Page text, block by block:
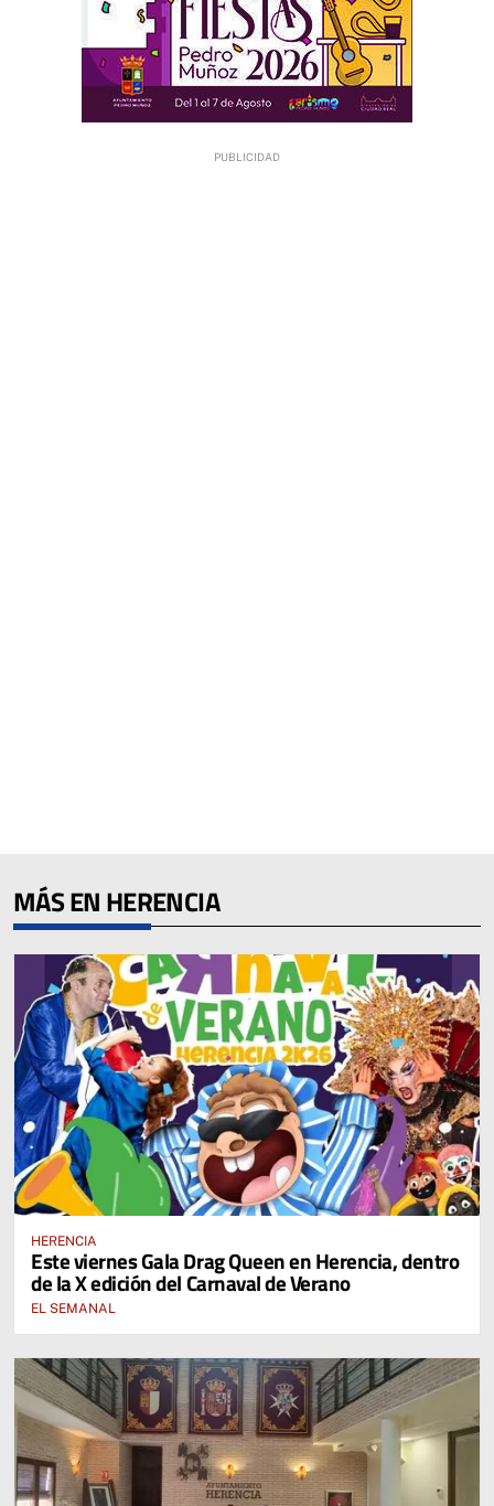
MÁS EN HERENCIA
HERENCIA
Este viernes Gala Drag Queen en Herencia, dentro
de la X edición del Carnaval de Verano
EL SEMANAL